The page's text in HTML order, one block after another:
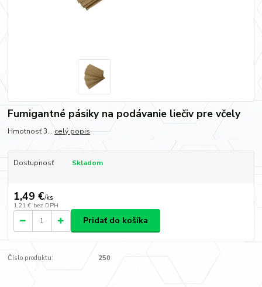
Fumigantné pásiky na podávanie liečiv pre včely
Hmotnosť 3... celý popis
Dostupnosť Skladom
1,49 €/ks
1,21 € bez DPH
Pridať do košíka
Číslo produktu: 250